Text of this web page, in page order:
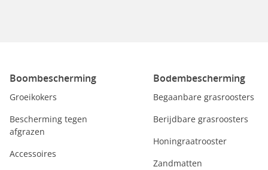
Boombescherming
Groeikokers
Bescherming tegen
afgrazen
Accessoires
Bodembescherming
Begaanbare grasroosters
Berijdbare grasroosters
Honingraatrooster
Zandmatten